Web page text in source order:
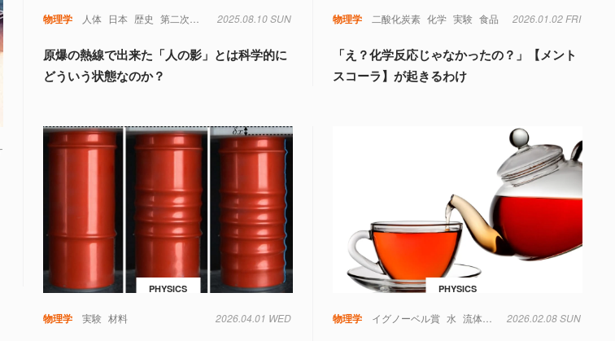
物理学 人体 日本 歴史 第二次世界大戦 2025.08.10 SUN
原爆の熱線で出来た「人の影」とは科学的に
どういう状態なのか？
物理学 二酸化炭素 化学 実験 食品 2026.01.02 FRI
「え？化学反応じゃなかったの？」【メント
スコーラ】が起きるわけ
PHYSICS
物理学 実験 材料 2026.04.01 WED
PHYSICS
物理学 イグノーベル賞 水 流体力学 物理学
2026.02.08 SUN